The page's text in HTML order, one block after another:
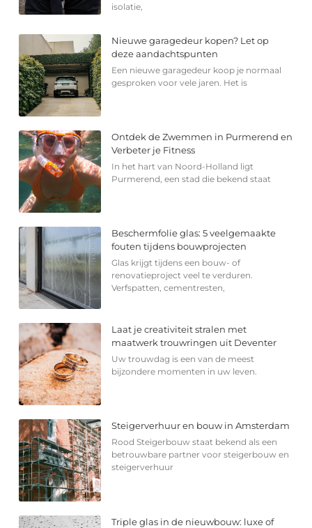
isolatie,
Nieuwe garagedeur kopen? Let op
deze aandachtspunten
Een nieuwe garagedeur koop je normaal
gesproken voor vele jaren. Het is
Ontdek de Zwemmen in Purmerend en
Verbeter je Fitness
In het hart van Noord-Holland ligt
Purmerend, een stad die bekend staat
Beschermfolie glas: 5 veelgemaakte
fouten tijdens bouwprojecten
Glas krijgt tijdens een bouw- of
renovatieproject veel te verduren.
Verfspatten, cementresten,
Laat je creativiteit stralen met
maatwerk trouwringen uit Deventer
Uw trouwdag is een van de meest
bijzondere momenten in uw leven.
Steigerverhuur en bouw in Amsterdam
Rood Steigerbouw staat bekend als een
betrouwbare partner voor steigerbouw en
steigerverhuur
Triple glas in de nieuwbouw: luxe of